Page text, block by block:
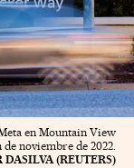
en Mountain View
noviembre de 2022.
DASILVA (REUTERS)